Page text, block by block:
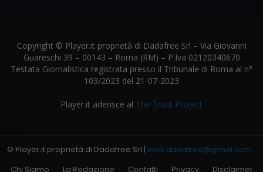
Copyright © Player.it proprietà di Dadafree Srl – Via Giovanni
Guareschi 39 – 00143 – Roma (RM) – P.Iva 02120340670
Testata Giornalistica registrata presso il Tribunale di Roma al n°
103/2023 del 21-07-2023
Player.it aderisce al The Trust Project
© Player.it proprietà di Dadafree Srl | web.dadafree@gmail.com
Chi Siamo
La Redazione Contatti Privacy Disclaimer